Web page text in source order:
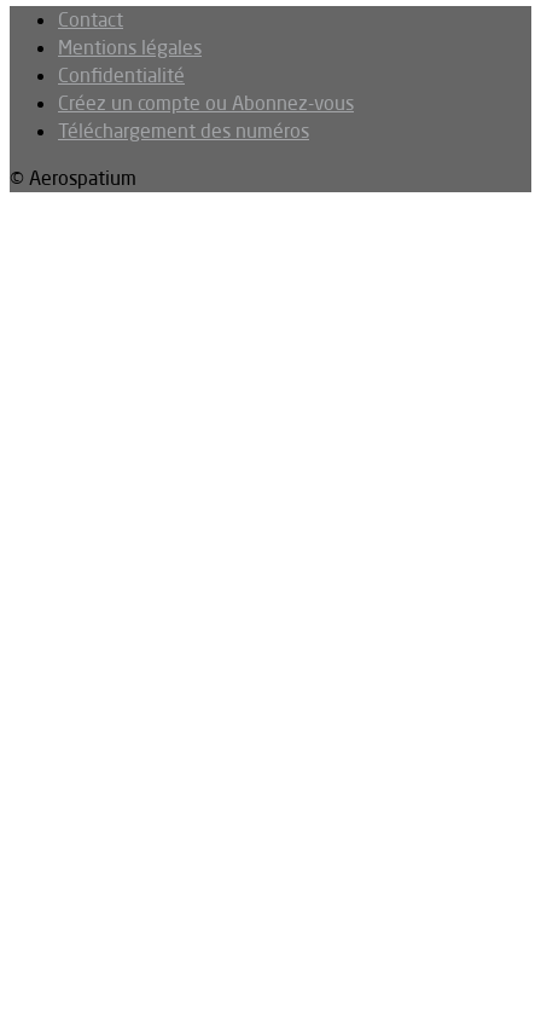
Contact
Mentions légales
Confidentialité
Créez un compte ou Abonnez-vous
Téléchargement des numéros
© Aerospatium